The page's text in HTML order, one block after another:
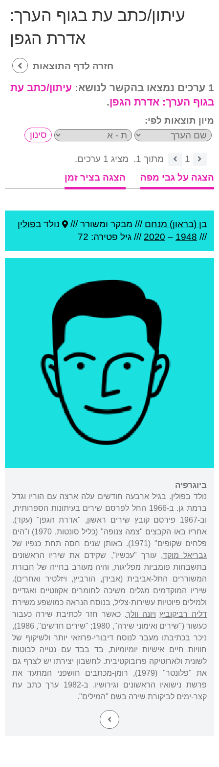
עיתון/כתב עת בגוף הערך:
אדרת הגפן
חזרה לדף התוצאות
1 ערכים נמצאו בהקשר לנושא:
עיתון/כתב עת
בגוף הערך: אדרת הגפן.
מיון תוצאות לפי:
1 מתוך 1.
מציג 1 ערכים.
הצגה על גבי מפה
הצגה בציר זמן
בן (בראון) מנחם /// מבקר ומשורר /// נולד בפולין
///
1948
–
2020 /// גיל פטירה: 72
ביוגרפיה
נולד בפולין. בגיל ארבעה חודשים עלה ארצה עם הוריו וגדל
ברמת גן. ב-1966 החל לפרסם שירים בעיתונות הספרותית,
וב-1967 פירסם קובץ שירים ראשון, "אדרת הגפן" (עקד).
אחריו באו הקבצים "צמה צנופה" (כליל סונטות, 1970) ו"הים
פלחים שקופים" (1971). באותן שנים חסה תחת כנפיו של
גבריאל מוקד, עורך "עכשיו", שקידם את שיריו הראשונים
בתשבחות פומביות מפליגות, והיה מעורב בחייה של חבורת
המשוררים התל-אביבית (אבידן, הורביץ, ויזלטיר ואחרים).
שיריו המוקדמים מגלים משיכה לחומרים אקזוטיים ואגדיים
ולמילים פיוטיות עשירות-צליל, בנוסח הנראה כמושפע משירת
דליה רביקוביץ ויונה וולך. כאשר חזר לכתיבת שירה כעבור
כעשור ("שירים ואימוני שירה", 1980; "שירים חדשים", 1986),
ניכר בכתיבתו מעבר לנוסח דיבורי-פרוזאי יותר ולשיקוף של
חוויות חיים אישיות יומיומיות, בד בבד עם נטייה לבוטות
לשונית ולארוטיקה פרובוקטיבית. לחשבון יצירתו יש לצרף גם
את "פלונטר" (1979), רומן-מכתבים חושפני המתעד את
פרשת נישואיו הראשונים וגירושיו. ב-1982 ערך כתב עת
קצר-ימים לביקורת שירה בשם "המילים".